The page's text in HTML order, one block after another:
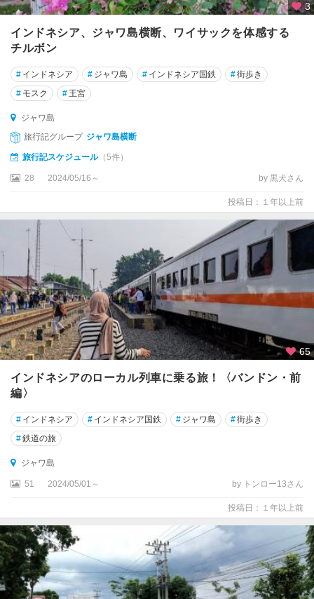
3
インドネシア、ジャワ島横断、ワイサックを体感する
チルボン
# インドネシア # ジャワ島 # インドネシア国鉄 #街歩き
# モスク # 王宮
ジャワ島
旅行記グループ ジャワ島横断
旅行記スケジュール（5件）
28 2024/05/16～ by 黒犬さん
投稿日：１年以上前
65
インドネシアのローカル列車に乗る旅！〈バンドン・前
編〉
# インドネシア # インドネシア国鉄 # ジャワ島 #街歩き
#鉄道の旅
ジャワ島
51 2024/05/01～ by トンロー13さん
投稿日：１年以上前